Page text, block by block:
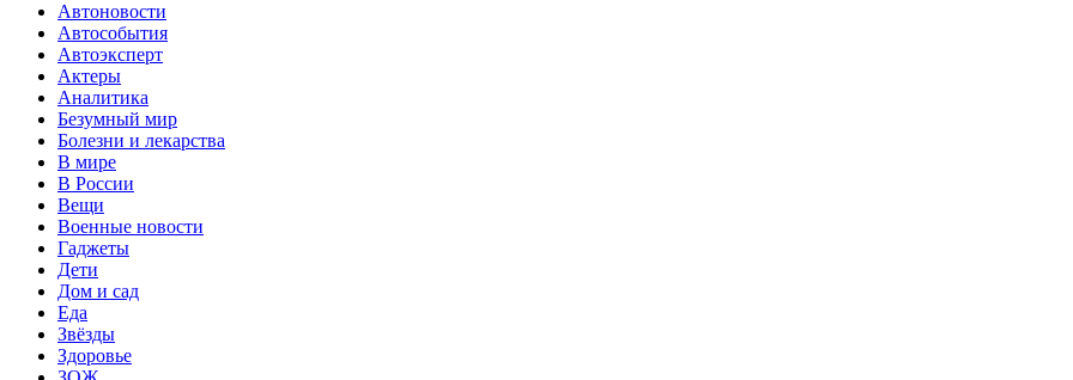
Автоновости
Автособытия
Автоэксперт
Актеры
Аналитика
Безумный мир
Болезни и лекарства
В мире
В России
Вещи
Военные новости
Гаджеты
Дети
Дом и сад
Еда
Звёзды
Здоровье